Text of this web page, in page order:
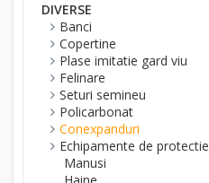
DIVERSE
Banci
Copertine
Plase imitatie gard viu
Felinare
Seturi semineu
Policarbonat
Conexpanduri
Echipamente de protectie
Manusi